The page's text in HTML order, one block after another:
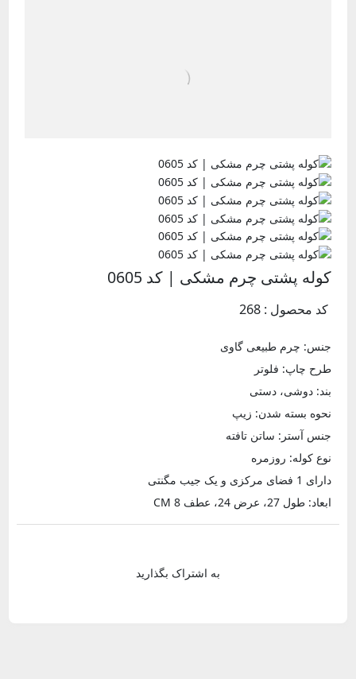
کوله پشتی چرم مشکی | کد 0605
کد محصول : 268
جنس: چرم طبیعی گاوی
طرح چاپ: فلوتر
بند: دوشی، دستی
نحوه بسته شدن: زیپ
جنس آستر: ساتن تافته
نوع کوله: روزمره
دارای 1 فضای مرکزی و یک جیب مگنتی
ابعاد: طول 27، عرض 24، عطف 8 CM
به اشتراک بگذارید